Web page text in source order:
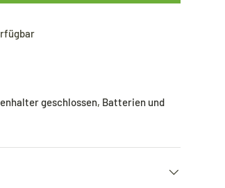
geschlossen, Batterien und